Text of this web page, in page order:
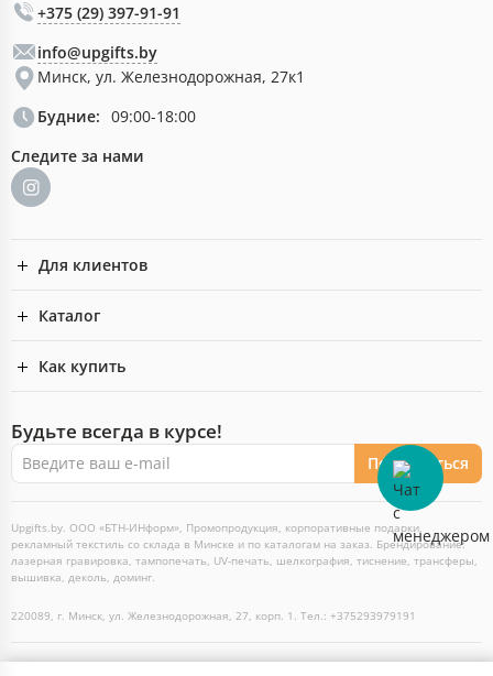
+375 (29) 397-91-91
info@upgifts.by
Минск, ул. Железнодорожная, 27к1
Будние: 09:00-18:00
Следите за нами
Для клиентов
Каталог
Как купить
Будьте всегда в курсе!
Подписаться
Upgifts.by. ООО «БТН-ИНформ», Промопродукция, корпоративные подарки,
рекламный текстиль со склада в Минске и по каталогам на заказ. Брендирование:
лазерная гравировка, тампопечать, UV-печать, шелкография, тиснение, трансферы,
вышивка, деколь, доминг.
220089, г. Минск, ул. Железнодорожная, 27, корп. 1. Тел.: +375293979191